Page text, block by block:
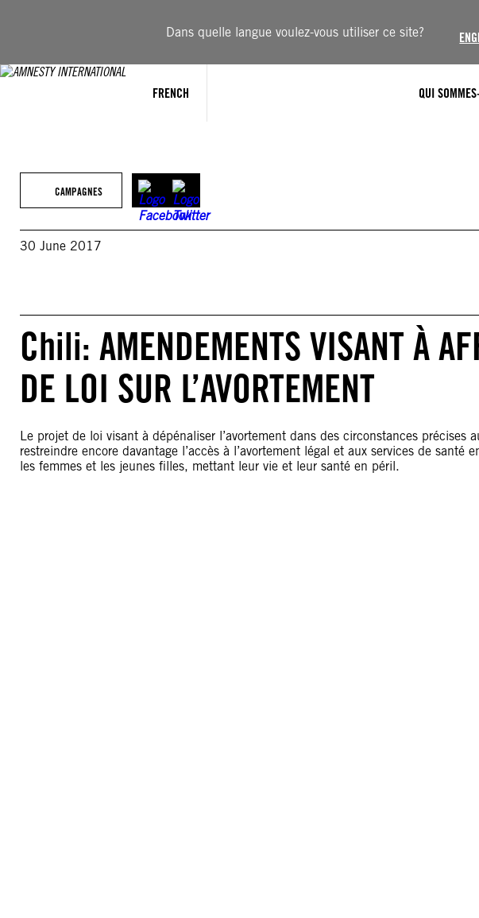
Dans quelle langue voulez-vous utiliser ce site?
FRENCH QUI
CAMPAGNES
30 June 2017
Chili: AMENDEMENTS VISANT À
DE LOI SUR L’AVORTEMENT
Le projet de loi visant à dépénaliser l’avortement dans des circonstances précises
restreindre encore davantage l’accès à l’avortement légal et aux services de santé
les femmes et les jeunes filles, mettant leur vie et leur santé en péril.